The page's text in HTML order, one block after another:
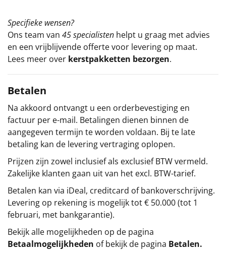
Specifieke wensen?
Ons team van 45 specialisten helpt u graag met advies
en een vrijblijvende offerte voor levering op maat.
Lees meer over kerstpakketten bezorgen.
Betalen
Na akkoord ontvangt u een orderbevestiging en
factuur per e-mail. Betalingen dienen binnen de
aangegeven termijn te worden voldaan. Bij te late
betaling kan de levering vertraging oplopen.
Prijzen zijn zowel inclusief als exclusief BTW vermeld.
Zakelijke klanten gaan uit van het excl. BTW-tarief.
Betalen kan via iDeal, creditcard of bankoverschrijving.
Levering op rekening is mogelijk tot € 50.000 (tot 1
februari, met bankgarantie).
Bekijk alle mogelijkheden op de pagina
Betaalmogelijkheden of bekijk de pagina Betalen.